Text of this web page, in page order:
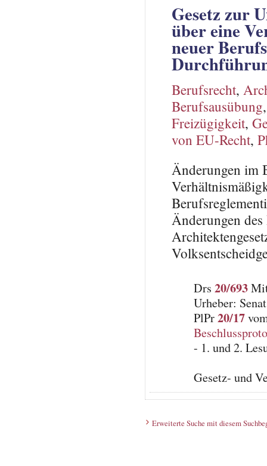
Gesetz zur
über eine
neuer
Berufsrecht,
Berufsausübung
Freizügigkeit,
von EU-Recht,
Änderungen im
Änderungen
Drs 20/693
Urheber: Senat
PlPr20/17
- 1. und 2.
Gesetz- und
Erweiterte Suche mit diesem